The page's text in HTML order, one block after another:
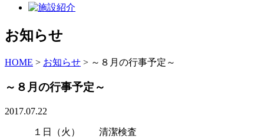
お知らせ
HOME > お知らせ > ～８月の行事予定～
～８月の行事予定～
2017.07.22
１日（火） 清潔検査